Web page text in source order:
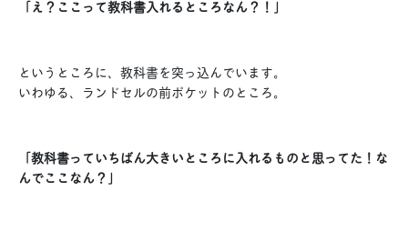
「え？ここって教科書入れるところなん？！」
というところに、教科書を突っ込んでいます。
いわゆる、ランドセルの前ポケットのところ。
「教科書っていちばん大きいところに入れるものと思ってた！な
んでここなん？」